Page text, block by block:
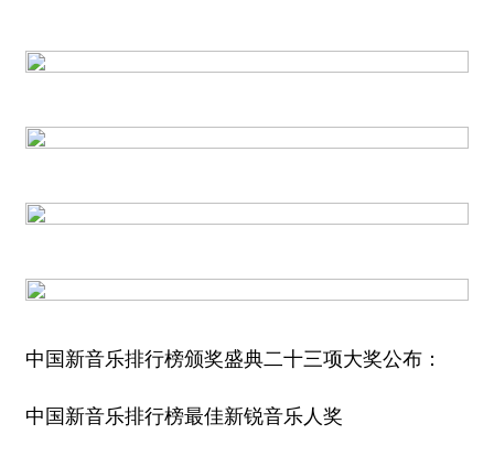
中国新音乐排行榜颁奖盛典二十三项大奖公布：
中国新音乐排行榜最佳新锐音乐人奖